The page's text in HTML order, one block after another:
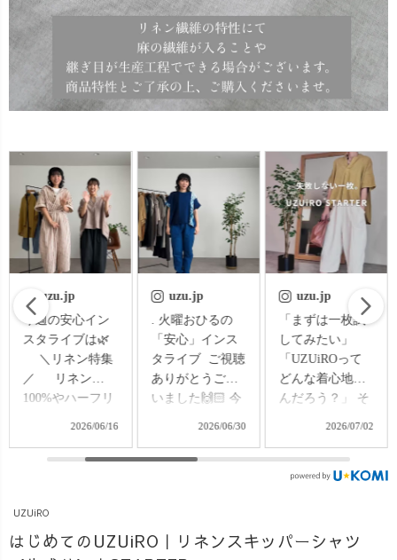
uzu.jp
. 火曜おひるの
「安心」インス
タライブ ご視聴
ありがとうござ
いました🙌🏻 今
ンツ × 靴選び特
パンツ ・キャン
プワークパンツ
2026/06/30
uzu.jp
「まずは一枚試
してみたい」
「UZUiROって
どんな着心地な
んだろう？」 そ
特別価格でご用
ズ。 スタータ
2026/07/02
uzu.jp
. 火曜おひるの
「安心」インス
タライブ ご視聴
ありがとうござ
いました🍒 今回
STARTERアイテ
ム特集！ 「まず
「UZUiROが初
2026/07/07
UZUiRO
はじめてのUZUiRO｜リネンスキッパーシャツ